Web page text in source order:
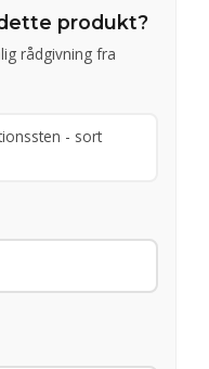
produkt?
rådgivning fra
- sort